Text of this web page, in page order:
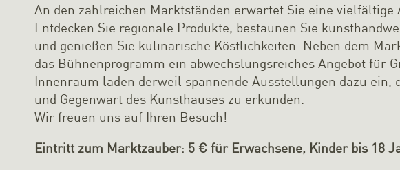
An den zahlreichen Marktständen erwartet Sie eine vielfältige
Entdecken Sie regionale Produkte, bestaunen Sie
und genießen Sie kulinarische Köstlichkeiten. Neben dem
das Bühnenprogramm ein abwechslungsreiches Angebot für
Innenraum laden derweil spannende Ausstellungen dazu ein,
und Gegenwart des Kunsthauses zu erkunden.
Wir freuen uns auf Ihren Besuch!
Eintritt zum Marktzauber: 5 € für Erwachsene, Kinder bis 18